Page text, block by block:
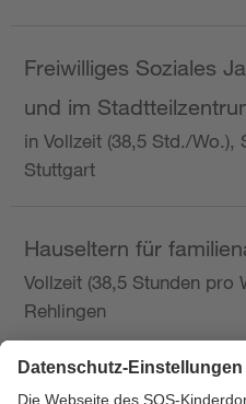
Freiwilliges Soziales
und im
in Vollzeit (38,5 Std./
Stuttgart
Hauseltern für
Vollzeit (38,5 Stunden pro
Rehlingen
Hauswirtschafterin /